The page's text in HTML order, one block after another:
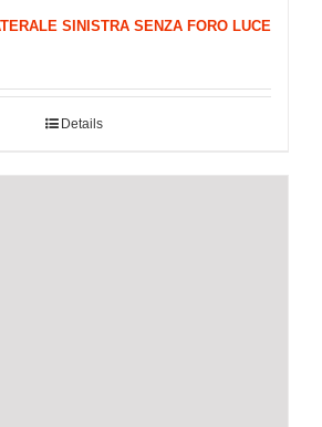
SINISTRA SENZA FORO LUCE
Details